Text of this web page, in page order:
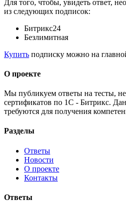
Для того, чтобы, увидеть ответ,
из следующих подписок:
Битрикс24
Безлимитная
Купить подписку можно на
О проекте
Мы публикуем ответы на тесты,
сертификатов по 1С - Битрикс.
требуются для получения
Разделы
Ответы
Новости
О проекте
Контакты
Ответы